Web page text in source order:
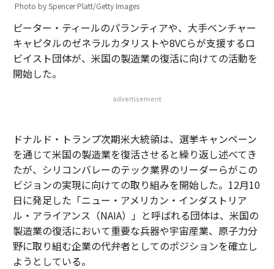
Photo by Spencer Platt/Getty Images
ピーター・ティールのパランティアや、大手ベンチャー
キャピタルのゼネラルカタリストや8VCらが支援するロ
ビイスト団体が、米国の製造業の復活に向けての活動を
開始した。
advertisement
ドナルド・トランプ次期米大統領は、選挙キャンペーン
を通じて米国の製造業を復活させると繰り返し述べてき
たが、シリコンバレーのテック業界のリーダーらがこの
ビジョンの実現に向けての取り組みを開始した。12月10
日に発足した「ニュー・アメリカン・インダストリア
ル・アライアンス（NAIA）」と呼ばれる団体は、米国の
製造業の復活において重要な兵器や宇宙産業、原子力分
野に取り組む企業の代弁者としてのポジションを確立し
ようとしている。